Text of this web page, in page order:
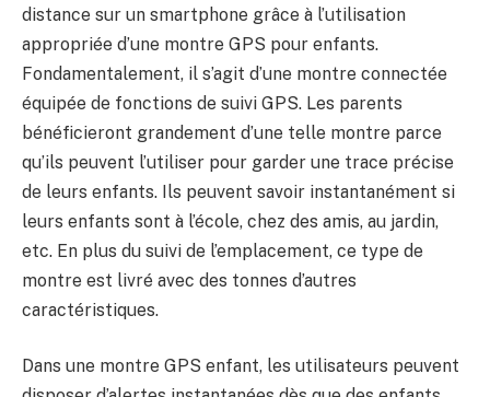
distance sur un smartphone grâce à l’utilisation
appropriée d’une montre GPS pour enfants.
Fondamentalement, il s’agit d’une montre connectée
équipée de fonctions de suivi GPS. Les parents
bénéficieront grandement d’une telle montre parce
qu’ils peuvent l’utiliser pour garder une trace précise
de leurs enfants. Ils peuvent savoir instantanément si
leurs enfants sont à l’école, chez des amis, au jardin,
etc. En plus du suivi de l’emplacement, ce type de
montre est livré avec des tonnes d’autres
caractéristiques.
Dans une montre GPS enfant, les utilisateurs peuvent